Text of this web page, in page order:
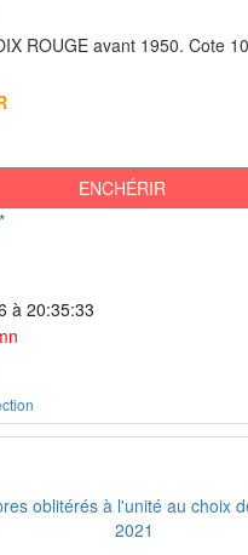
ROUGE avant 1950. Cote
ENCHÉRIR
à 20:35:33